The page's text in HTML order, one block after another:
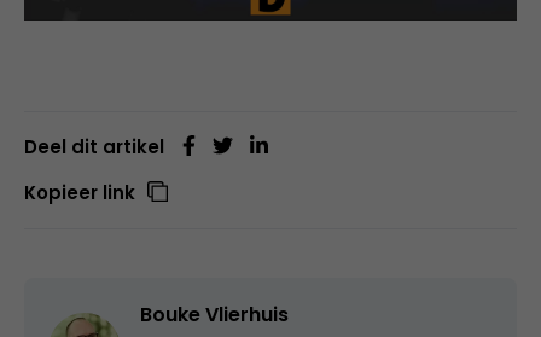
Deel dit artikel
Kopieer link
Bouke Vlierhuis